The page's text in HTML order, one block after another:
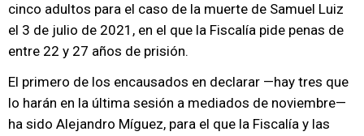
cinco adultos para el caso de la muerte de Samuel Luiz
el 3 de julio de 2021, en el que la Fiscalía pide penas de
entre 22 y 27 años de prisión.
El primero de los encausados en declarar —hay tres que
lo harán en la última sesión a mediados de noviembre—
ha sido Alejandro Míguez, para el que la Fiscalía y las